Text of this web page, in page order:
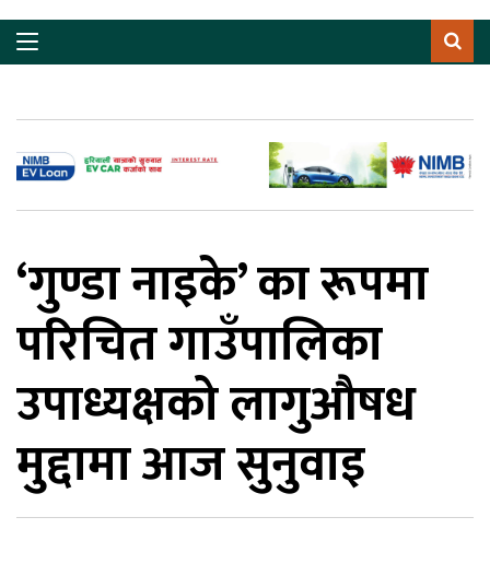
‘गुण्डा नाइके’ का रूपमा
परिचित गाउँपालिका
उपाध्यक्षको लागुऔषध
मुद्दामा आज सुनुवाइ